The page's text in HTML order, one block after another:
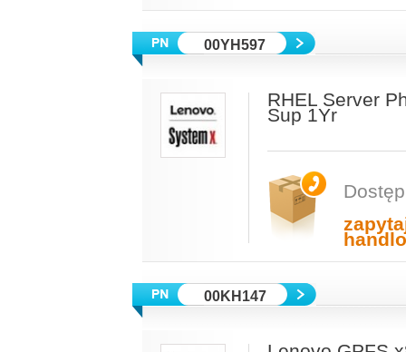
00YH597
RHEL Server
Sup 1Yr
00KH147